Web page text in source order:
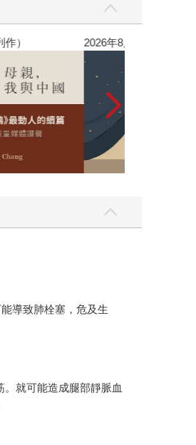
系列作） 2026年8月金石
導致肺栓塞，危及生
就可能造成腿部靜脈血